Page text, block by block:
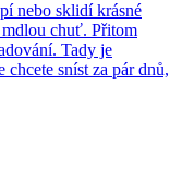
nebo sklidí krásné
mdlou chuť. Přitom
Tady je
sníst za pár dnů,